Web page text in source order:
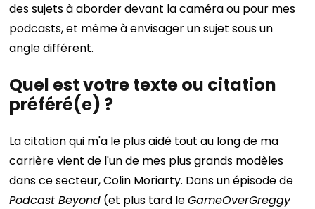
des sujets à aborder devant la caméra ou pour mes
podcasts, et même à envisager un sujet sous un
angle différent.
Quel est votre texte ou citation
préféré(e) ?
La citation qui m'a le plus aidé tout au long de ma
carrière vient de l'un de mes plus grands modèles
dans ce secteur, Colin Moriarty. Dans un épisode de
Podcast Beyond (et plus tard leGameOverGreggy